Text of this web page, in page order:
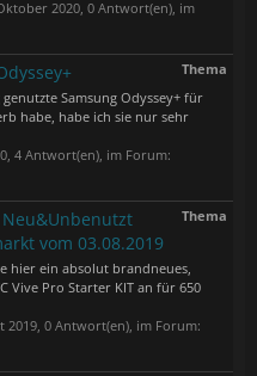
2020, 0 Antwort(en), im
Thema
Samsung Odyssey+ für
habe, habe ich sie nur sehr
, 4 Antwort(en), im Forum:
Thema
Neu&Unbenutzt
vom 03.08.2019
hier ein absolut brandneues,
Vive Pro Starter KIT an für 650
2019, 0 Antwort(en), im Forum: